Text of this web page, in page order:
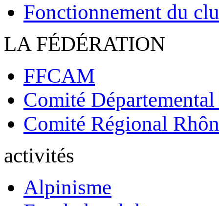
Fonctionnement du
LA FÉDÉRATION
FFCAM
Comité
Comité Régional
activités
Alpinisme